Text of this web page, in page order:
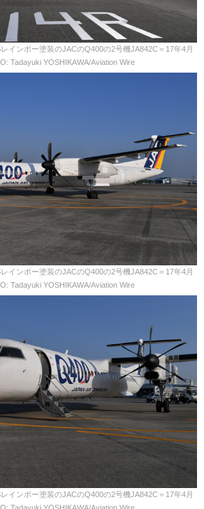
インボー塗装のJACのQ400の2号機JA842C＝17年4月
Tadayuki YOSHIKAWA/Aviation Wire
インボー塗装のJACのQ400の2号機JA842C＝17年4月
Tadayuki YOSHIKAWA/Aviation Wire
インボー塗装のJACのQ400の2号機JA842C＝17年4月